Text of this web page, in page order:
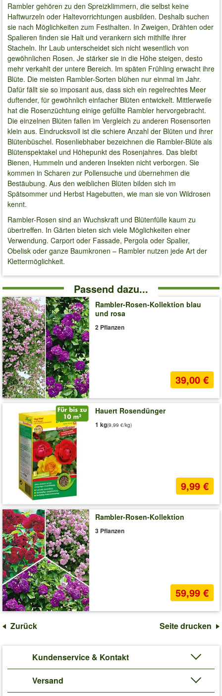
Rambler gehören zu den Spreizklimmern, die selbst keine
Haftwurzeln oder Haltevorrichtungen ausbilden. Deshalb suchen
sie nach Möglichkeiten zum Festhalten. In Zweigen, Drähten oder
Spalieren finden sie Halt und verankern sich mithilfe ihrer
Stacheln. Ihr Laub unterscheidet sich nicht wesentlich von
gewöhnlichen Rosen. Je stärker sie in die Höhe steigen, desto
mehr verkahlt der untere Bereich. Im späten Frühling erwacht ihre
Blüte. Die meisten Rambler-Sorten blühen nur einmal im Jahr.
Dafür fällt sie so imposant aus, dass sich ein regelrechtes Meer
duftender, für gewöhnlich einfacher Blüten entwickelt. Mittlerweile
hat die Rosenzüchtung einige gefüllte Rambler hervorgebracht.
Die einzelnen Blüten fallen im Vergleich zu anderen Rosensorten
klein aus. Eindrucksvoll ist die schiere Anzahl der Blüten und ihrer
Blütenbüschel. Rosenliebhaber bezeichnen die Rambler-Blüte als
Blütenspektakel und Höhepunkt des Rosenjahres. Das bleibt
Bienen, Hummeln und anderen Insekten nicht verborgen. Sie
kommen in Scharen zur Pollensuche und übernehmen die
Bestäubung. Aus den weiblichen Blüten bilden sich im
Spätsommer und Herbst Hagebutten, wie man sie von Wildrosen
kennt.
Rambler-Rosen sind an Wuchskraft und Blütenfülle kaum zu
übertreffen. In Gärten bieten sich viele Möglichkeiten einer
Verwendung. Carport oder Fassade, Pergola oder Spalier,
Obelisk oder ganze Baumkronen – Rambler nutzen jede Art der
Klettermöglichkeit.
Passend dazu...
Rambler-Rosen-Kollektion blau
und rosa
2 Pflanzen
39,00 €
Hauert Rosendünger
1 kg
9,99 €
(9,99 €/kg)
Rambler-Rosen-Kollektion
3 Pflanzen
59,99 €
Zurück Seite drucken
Kundenservice & Kontakt
Versand